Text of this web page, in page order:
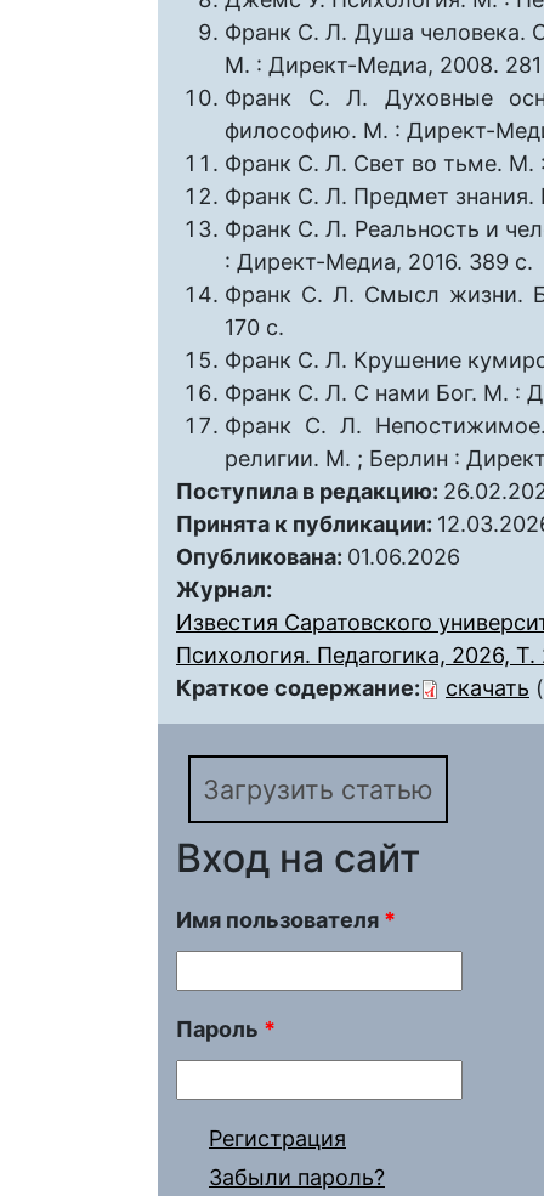
Франк С. Л. Душа человека.
М. : Директ-Медиа, 2008. 281
Франк С. Л. Духовные
философию. М. : Директ-
Франк С. Л. Свет во тьме. М.
Франк С. Л. Предмет
Франк С. Л. Реальность и
: Директ-Медиа, 2016. 389 с.
Франк С. Л. Смысл жизни.
170 с.
Франк С. Л. Крушение
Франк С. Л. С нами Бог. М. :
Франк С. Л.
религии. М. ; Берлин :
Поступила в редакцию:
Принята к публикации:
Опубликована: 01.06.2026
Журнал:
Известия Саратовского
Психология. Педагогика, 2026,
Краткое содержание:
скачать
Загрузить статью
Вход на сайт
Имя пользователя *
Пароль *
Регистрация
Забыли пароль?